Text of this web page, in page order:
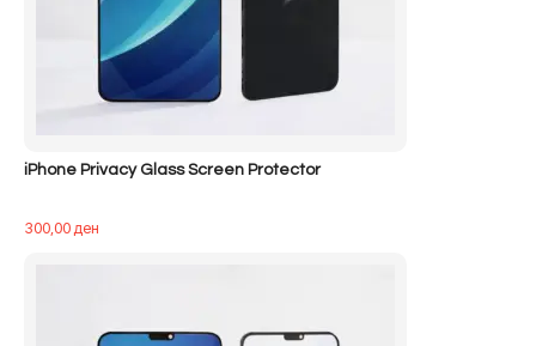
iPhone Privacy Glass Screen Protector
300,00ден